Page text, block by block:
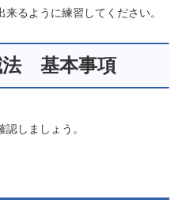
るように練習してください。
法 基本事項
しましょう。